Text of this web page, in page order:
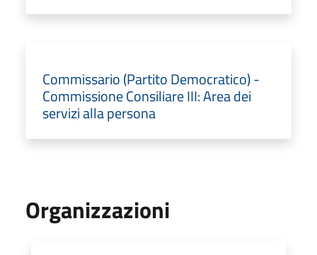
Commissario (Partito Democratico) -
Commissione Consiliare III: Area dei
servizi alla persona
Organizzazioni